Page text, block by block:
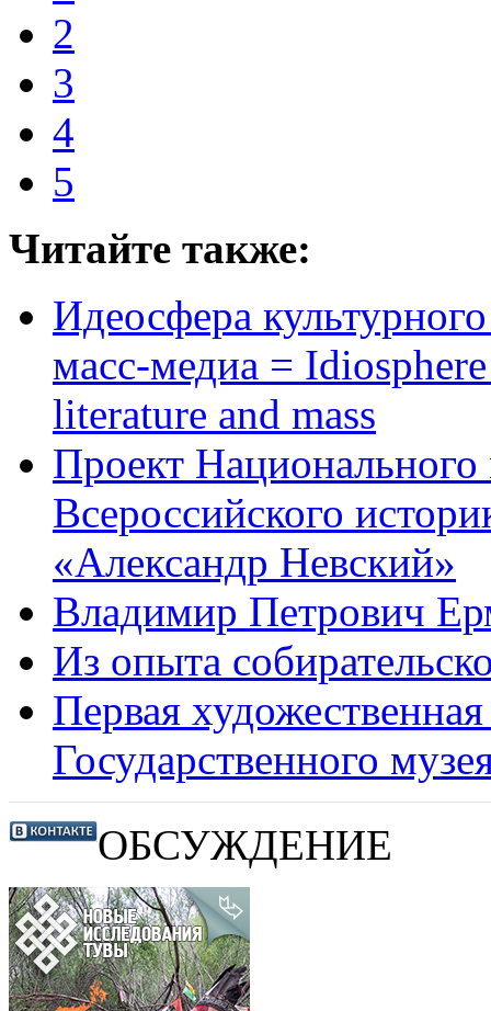
2
3
4
5
Читайте также:
Идеосфера
масс-медиа =
literature and mass
Проект Национального
Всероссийского
«Александр Невский»
Владимир Петрович
Из опыта
Первая
Государственного
ОБСУЖДЕНИЕ